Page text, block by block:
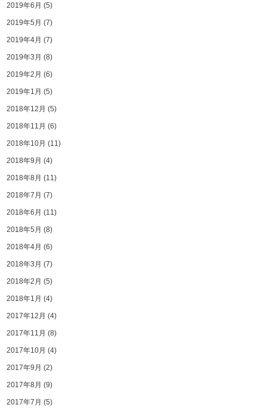
2019年6月 (5)
2019年5月 (7)
2019年4月 (7)
2019年3月 (8)
2019年2月 (6)
2019年1月 (5)
2018年12月 (5)
2018年11月 (6)
2018年10月 (11)
2018年9月 (4)
2018年8月 (11)
2018年7月 (7)
2018年6月 (11)
2018年5月 (8)
2018年4月 (6)
2018年3月 (7)
2018年2月 (5)
2018年1月 (4)
2017年12月 (4)
2017年11月 (8)
2017年10月 (4)
2017年9月 (2)
2017年8月 (9)
2017年7月 (5)